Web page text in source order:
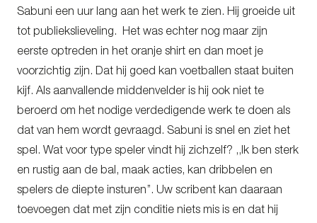
Sabuni een uur lang aan het werk te zien. Hij groeide uit
tot publiekslieveling. Het was echter nog maar zijn
eerste optreden in het oranje shirt en dan moet je
voorzichtig zijn. Dat hij goed kan voetballen staat buiten
kijf. Als aanvallende middenvelder is hij ook niet te
beroerd om het nodige verdedigende werk te doen als
dat van hem wordt gevraagd. Sabuni is snel en ziet het
spel. Wat voor type speler vindt hij zichzelf? ,,Ik ben sterk
en rustig aan de bal, maak acties, kan dribbelen en
spelers de diepte insturen’’. Uw scribent kan daaraan
toevoegen dat met zijn conditie niets mis is en dat hij